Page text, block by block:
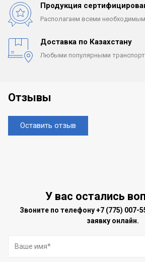
Продукция
Располагаем всеми
Доставка по Казахстану
Любыми популярными
Отзывы
Оставить отзыв
У вас остались
Звоните по телефону+7 (775) 007-
заявку онлайн.